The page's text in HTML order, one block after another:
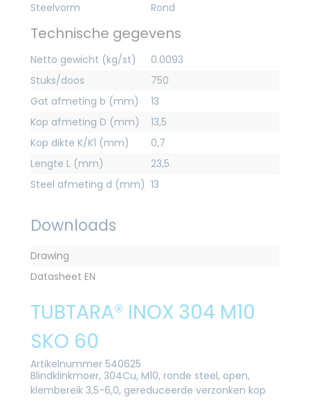
Steelvorm
Rond
Technische gegevens
Netto gewicht (kg/st)
0.0093
Stuks/doos
750
Gat afmeting b (mm)
13
Kop afmeting D (mm)
13,5
Kop dikte K/K1 (mm)
0,7
Lengte L (mm)
23,5
Steel afmeting d (mm) 13
Downloads
Drawing
Datasheet EN
TUBTARA® INOX 304 M10
SKO 60
Artikelnummer 540625
Blindklinkmoer, 304Cu, M10, ronde steel, open,
klembereik 3,5-6,0, gereduceerde verzonken kop